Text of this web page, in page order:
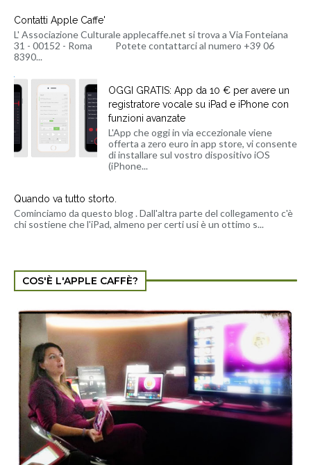
Contatti Apple Caffe'
L' Associazione Culturale applecaffe.net si trova a Via Fonteiana
31 - 00152 - Roma Potete contattarci al numero +39 06
8390...
OGGI GRATIS: App da 10 € per avere un
registratore vocale su iPad e iPhone con
funzioni avanzate
L'App che oggi in via eccezionale viene
offerta a zero euro in app store, vi consente
di installare sul vostro dispositivo iOS
(iPhone...
Quando va tutto storto.
Cominciamo da questo blog . Dall'altra parte del collegamento c'è
chi sostiene che l'iPad, almeno per certi usi è un ottimo s...
COS'È L'APPLE CAFFÈ?